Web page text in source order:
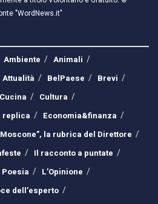
"WordNews.it"
Ambiente
Animali
Attualità BelPaese
Brevi
Cucina
Cultura
replica
Economia&finanza
la rubrica del Direttore
Il racconto a puntate
Poesia
L’Opinione
dell’esperto